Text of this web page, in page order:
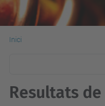
Inici
Resultats